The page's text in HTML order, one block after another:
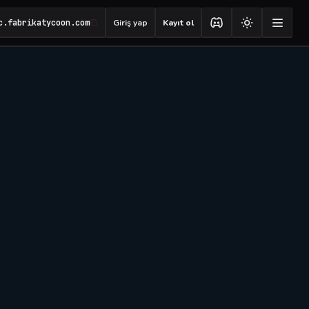
Giriş yap Kayıt ol